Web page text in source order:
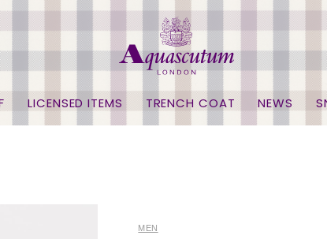
LICENSED ITEMS TRENCH COAT NEWS
MEN